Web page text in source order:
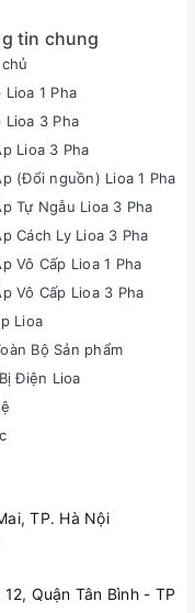
tin chung
Lioa 1 Pha
Lioa 3 Pha
Lioa 3 Pha
(Đổi nguồn) Lioa 1 Pha
Tự Ngẫu Lioa 3 Pha
Cách Ly Lioa 3 Pha
Vô Cấp Lioa 1 Pha
Vô Cấp Lioa 3 Pha
Lioa
Bộ Sản phẩm
Điện Lioa
TP. Hà Nội
Quận Tân Bình - TP